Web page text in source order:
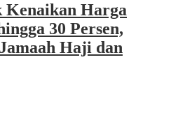
Kenaikan Harga
30 Persen,
Haji dan